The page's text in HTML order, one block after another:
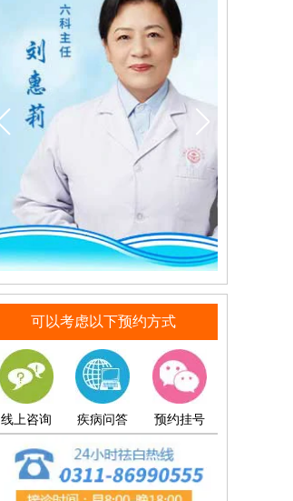
可以考虑以下预约方式
线上咨询 疾病问答 预约挂号